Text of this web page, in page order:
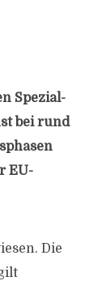
Spezial-
bei rund
EU-
Die